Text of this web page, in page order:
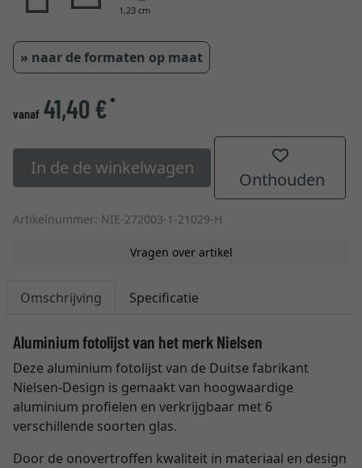
1,23 cm
» naar de formaten op maat
vanaf 41,40 €*
In de de winkelwagen
Onthouden
Artikelnummer: NIE-272003-1-21029-H
Vragen over artikel
Omschrijving Specificatie
Aluminium fotolijst van het merk Nielsen
Deze aluminium fotolijst van de Duitse fabrikant
Nielsen-Design is gemaakt van hoogwaardige
aluminium profielen en verkrijgbaar met 6
verschillende soorten glas.
Door de onovertroffen kwaliteit in materiaal en design